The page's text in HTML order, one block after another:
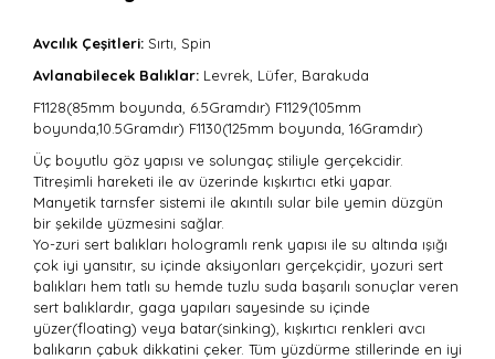
Avcılık Çeşitleri: Sırtı, Spin
Avlanabilecek Balıklar: Levrek, Lüfer, Barakuda
F1128(85mm boyunda, 6.5Gramdır) F1129(105mm
boyunda,10.5Gramdır) F1130(125mm boyunda, 16Gramdır)
Üç boyutlu göz yapısı ve solungaç stiliyle gerçekcidir.
Titreşimli hareketi ile av üzerinde kışkırtıcı etki yapar.
Manyetik tarnsfer sistemi ile akıntılı sular bile yemin düzgün
bir şekilde yüzmesini sağlar.
Yo-zuri sert balıkları hologramlı renk yapısı ile su altında ışığı
çok iyi yansıtır, su içinde aksiyonları gerçekçidir, yozuri sert
balıkları hem tatlı su hemde tuzlu suda başarılı sonuçlar veren
sert balıklardır, gaga yapıları sayesinde su içinde
yüzer(floating) veya batar(sinking), kışkırtıcı renkleri avcı
balıkarın çabuk dikkatini çeker. Tüm yüzdürme stillerinde en iyi